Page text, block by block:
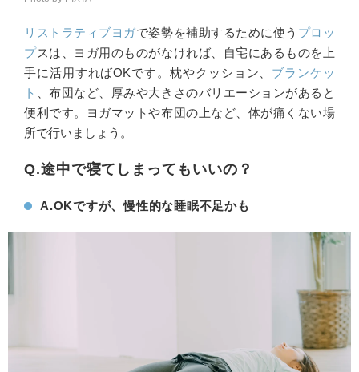
リストラティブヨガで姿勢を補助するために使う プロッ
プスは、ヨガ用のものがなければ、自宅にあるものを上
手に活用すればOKです。枕やクッション、 ブランケッ
ト
、布団など、厚みや大きさのバリエーションがあると
便利です。ヨガマットや布団の上など、体が痛くない場
所で行いましょう。
Q.途中で寝てしまってもいいの？
A.OKですが、慢性的な睡眠不足かも